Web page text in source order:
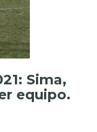
Sima,
equipo.